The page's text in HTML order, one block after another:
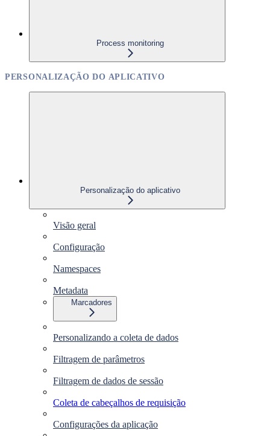
Process monitoring
PERSONALIZAÇÃO DO APLICATIVO
Personalização do aplicativo
Visão geral
Configuração
Namespaces
Metadata
Marcadores
Personalizando a coleta de dados
Filtragem de parâmetros
Filtragem de dados de sessão
Coleta de cabeçalhos de requisição
Configurações da aplicação